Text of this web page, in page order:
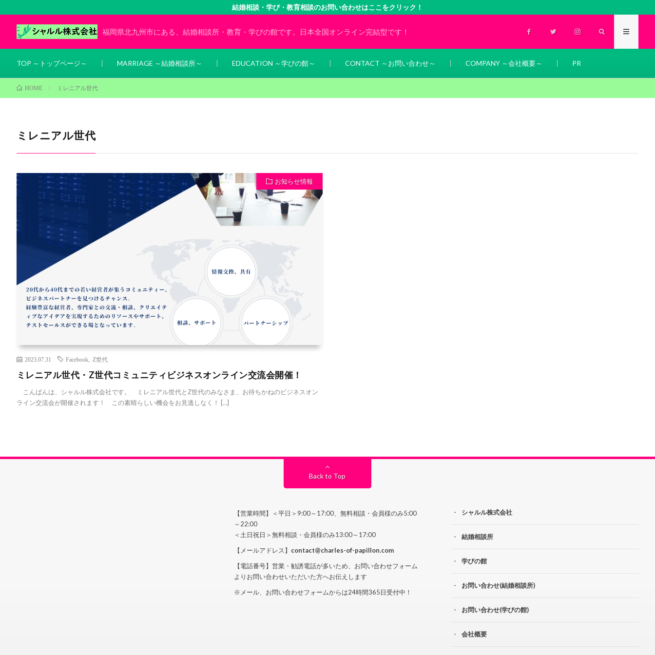
結婚相談・学び・教育相談のお問い合わせはここをクリック！
福岡県北九州市にある、結婚相談所・教育・学びの館です。日本全国オンライン完結型です！
TOP ～トップページ～ MARRIAGE ～結婚相談所～ EDUCATION ～学びの館～ CONTACT ～お問い合わせ～ COMPANY ～会社概要～ PR
HOME ミレニアル世代
ミレニアル世代
お知らせ情報
2023.07.31 Facebook, Z世代
ミレニアル世代・Z世代コミュニティビジネスオンライン交流会開催！
こんばんは、シャルル株式会社です。 ミレニアル世代とZ世代のみなさま、お待ちかねのビジネスオン
ライン交流会が開催されます！ この素晴らしい機会をお見逃しなく！ […]
Back to Top
【営業時間】＜平日＞9:00～17:00、無料相談・会員様のみ5:00
～22:00
＜土日祝日＞無料相談・会員様のみ13:00～17:00
【メールアドレス】 contact@charles-of-papillon.com
【電話番号】営業・勧誘電話が多いため、お問い合わせフォーム
よりお問い合わせいただいた方へお伝えします
※メール、お問い合わせフォームからは24時間365日受付中！
シャルル株式会社
結婚相談所
学びの館
お問い合わせ(結婚相談所)
お問い合わせ(学びの館)
会社概要